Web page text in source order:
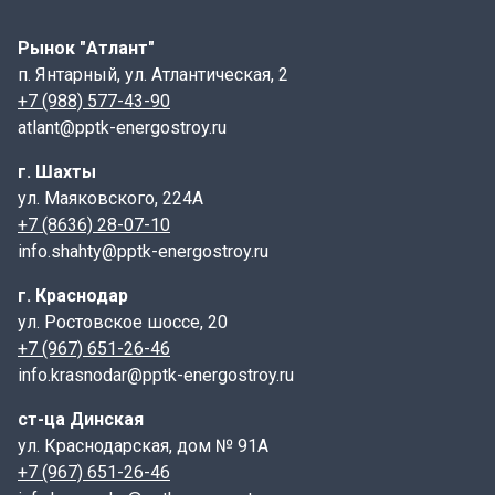
указаны длина, ширина и высота
ПТ- плита перекрытия канала.
75- длина, указывается в см;
14- высота, указывается в см;
1,5 - индекс, характеризующий тип элемента по
армированию ( нагрузка в тс/м2).
Маркировка, а также дата изготовления и масса
Конструктивные особенности:
Плиты ПТ имеют форму прямоугольника с гладкой
к стенкам лотка. Некоторые модели могут содержать
дополнительные элементы, такие как пазы или
выступы, чтобы облегчить монтаж и улучшить
Рынок "Атлант"
п. Янтарный, ул. Атлантическая, 2
+7 (988) 577-43-90
atlant@pptk-energostroy.ru
г. Шахты
ул. Маяковского, 224А
+7 (8636) 28-07-10
info.shahty@pptk-energostroy.ru
г. Краснодар
ул. Ростовское шоссе, 20
+7 (967) 651-26-46
info.krasnodar@pptk-energostroy.ru
ст-ца Динская
ул. Краснодарская, дом № 91А
+7 (967) 651-26-46